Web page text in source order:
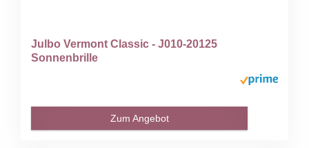
Julbo Vermont Classic - J010-20125
Sonnenbrille
Zum Angebot